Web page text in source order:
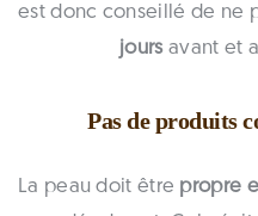
est donc conseillé de ne
jours avant et
Pas de produits
La peau doit être propre